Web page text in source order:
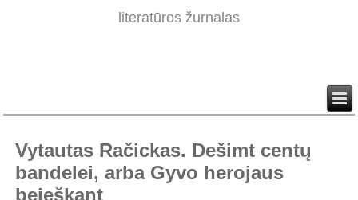
literatūros žurnalas
Vytautas Račickas. Dešimt centų
bandelei, arba Gyvo herojaus
beieškant